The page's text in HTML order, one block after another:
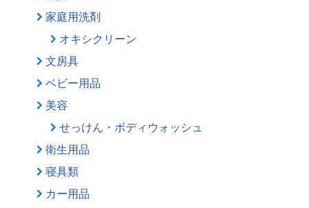
家庭用洗剤
オキシクリーン
文房具
ベビー用品
美容
せっけん・ボディウォッシュ
衛生用品
寝具類
カー用品